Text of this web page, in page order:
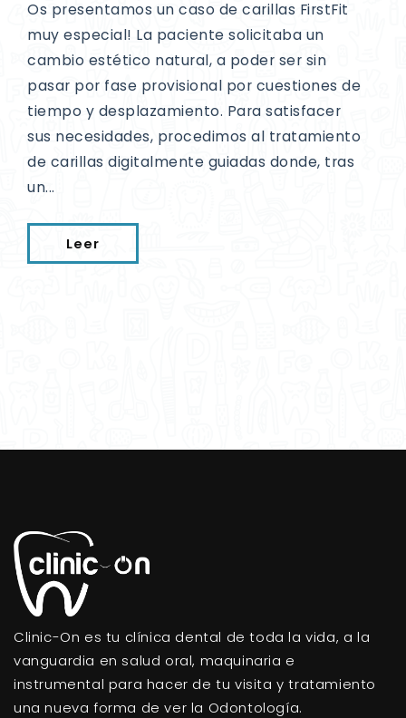
Os presentamos un caso de carillas FirstFit
muy especial! La paciente solicitaba un
cambio estético natural, a poder ser sin
pasar por fase provisional por cuestiones de
tiempo y desplazamiento. Para satisfacer
sus necesidades, procedimos al tratamiento
de carillas digitalmente guiadas donde, tras
un...
Leer
Clinic-On es tu clínica dental de toda la vida, a la
vanguardia en salud oral, maquinaria e
instrumental para hacer de tu visita y tratamiento
una nueva forma de ver la Odontología.